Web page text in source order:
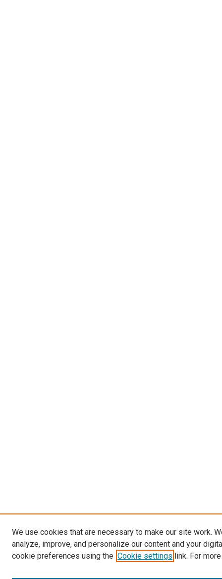
We use cookies that are necessary to make our site work.
analyze, improve, and personalize our content and your
cookie preferences using the Cookie settings link. For